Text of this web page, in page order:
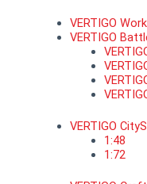
VERTIGO
VERTIGO
VERTIGO
1:48
1:72